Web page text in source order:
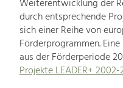
Weiterentwicklung der
durch entsprechende
sich einer Reihe von
Förderprogrammen.
aus der Förderperiode
Projekte LEADER+